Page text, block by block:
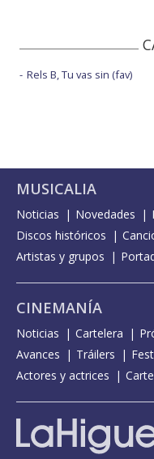
Rels B, Tu vas sin (fav)
MUSICALIA
Noticias Novedades
Discos históricos
Artistas y grupos
CINEMANÍA
Noticias Cartelera
Avances
Tráilers
Actores y actrices